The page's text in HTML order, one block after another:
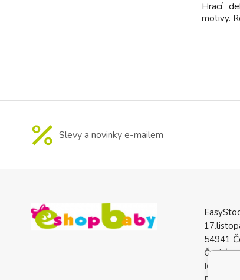
Hrací
motivy.
Slevy a novinky e-mailem
54941
Česká
IČO: